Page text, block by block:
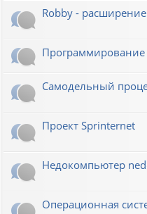
Robby -
Программирование
Самодельный
Проект Sprinternet
Недокомпьютер
Операционная